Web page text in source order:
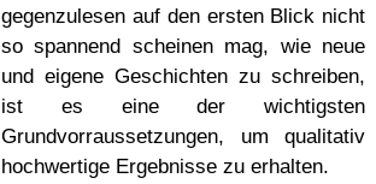
gegenzulesen auf den ersten Blick nicht
so spannend scheinen mag, wie neue
und eigene Geschichten zu schreiben,
ist es eine der wichtigsten
Grundvorraussetzungen, um qualitativ
hochwertige Ergebnisse zu erhalten.